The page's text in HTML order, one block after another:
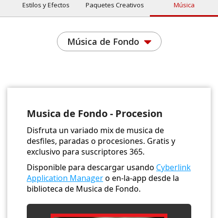
Estilos y Efectos Paquetes Creativos Música
Música de Fondo
Musica de Fondo - Procesion
Disfruta un variado mix de musica de
desfiles, paradas o procesiones. Gratis y
exclusivo para suscriptores 365.
Disponible para descargar usando Cyberlink
Application Managero en-la-app desde la
biblioteca de Musica de Fondo.